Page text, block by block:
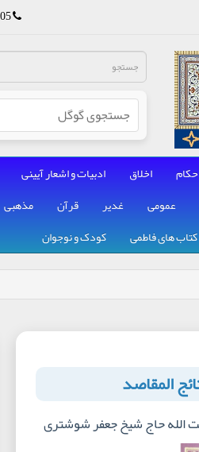
اخلاق ادبیات و اشعار آیینی
عمومی غدیر قرآن مذهبی
کتاب های فاطمی کودک و نوجوان
المقاصد
الله حاج شیخ جعفر شوشتری